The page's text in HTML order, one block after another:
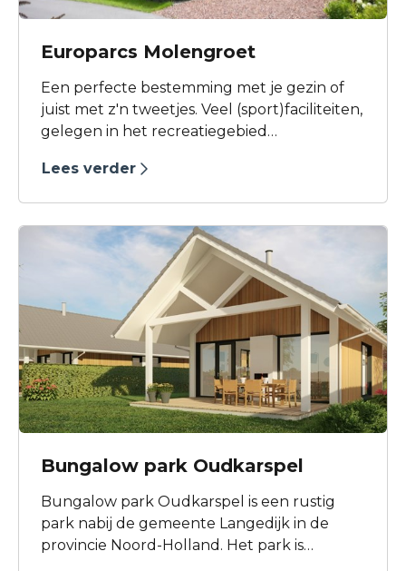
Europarcs Molengroet
Een perfecte bestemming met je gezin of
juist met z'n tweetjes. Veel (sport)faciliteiten,
gelegen in het recreatiegebied
Holland ontdekken op dit kindvriendelijke
Lees verder
Bungalow park Oudkarspel
Bungalow park Oudkarspel is een rustig
park nabij de gemeente Langedijk in de
provincie Noord-Holland. Het park is